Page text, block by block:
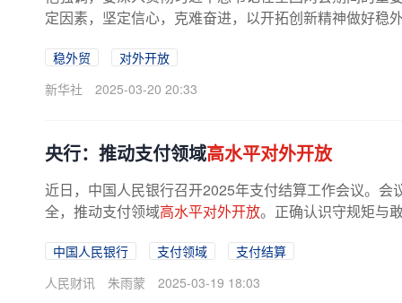
定因素，坚定信心，克难奋进，以开拓创新精神做好稳
稳外贸
对外开放
新华社
2025-03-20 20:33
央行：推动支付领域高水平对外开放
近日，中国人民银行召开2025年支付结算工作会议。
全，推动支付领域高水平对外开放。正确认识守规矩与
中国人民银行 支付领域
支付结算
人民财讯
朱雨蒙 2025-03-19 18:03